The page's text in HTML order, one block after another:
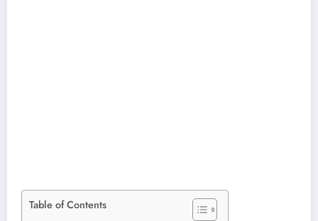
Table of Contents